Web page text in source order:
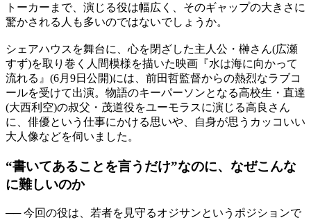
トーカーまで、演じる役は幅広く、そのギャップの大きさに
驚かされる人も多いのではないでしょうか。
シェアハウスを舞台に、心を閉ざした主人公・榊さん(広瀬
すず)を取り巻く人間模様を描いた映画『水は海に向かって
流れる』(6月9日公開)には、前田哲監督からの熱烈なラブコ
ールを受けて出演。物語のキーパーソンとなる高校生・直達
(大西利空)の叔父・茂道役をユーモラスに演じる高良さん
に、俳優という仕事にかける思いや、自身が思うカッコいい
大人像などを伺いました。
“書いてあることを言うだけ”なのに、なぜこんな
に難しいのか
── 今回の役は、若者を見守るオジサンというポジションで